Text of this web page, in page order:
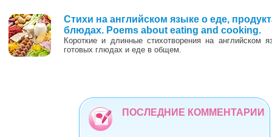
Стихи на английском языке о еде,
блюдах. Poems about eating and cooking.
Короткие и длинные стихотворения на английском
готовых глюдах и еде в общем.
ПОСЛЕДНИЕ КОММЕНТАРИИ